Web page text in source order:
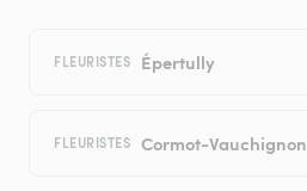
FLEURISTES Épertully
FLEURISTES Cormot-Vauchignon